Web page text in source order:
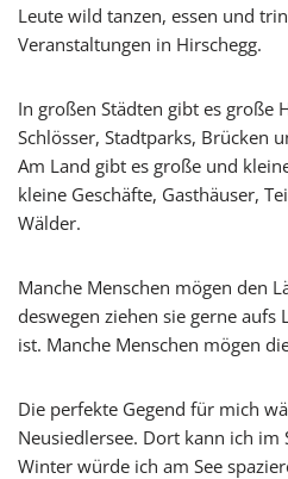
Leute wild tanzen, essen und
Veranstaltungen in Hirschegg.
In großen Städten gibt es große
Schlösser, Stadtparks, Brücken
Am Land gibt es große und
kleine Geschäfte, Gasthäuser,
Wälder.
Manche Menschen mögen den
deswegen ziehen sie gerne
ist. Manche Menschen mögen
Die perfekte Gegend für mich
Neusiedlersee. Dort kann ich im
Winter würde ich am See